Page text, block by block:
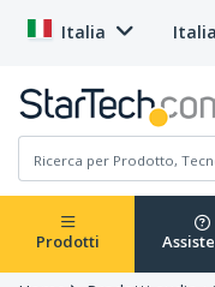
Italia
Prodotti